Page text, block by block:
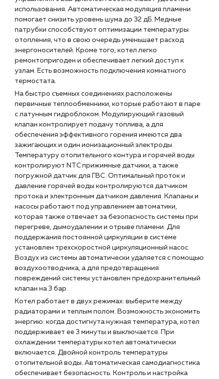
sales@profpotok.ru
г. Краснодар, ул. Российская, 63
использования. Автоматическая модуляция пламени
помогает снизить уровень шума до 32 дБ. Медные
патрубки способствуют оптимизации температуры
отопления, что в свою очередь уменьшает расход
энергоносителей. Кроме того, котел легко
ремонтопригоден и обеспечивает легкий доступ к
узлам. Есть возможность подключения комнатного
термостата.
На быстро съемных соединениях расположены
первичные теплообменники, которые работают в паре
с латунным гидроблоком. Модулирующий газовый
клапан контролирует подачу топлива, а для
обеспечения эффективного горения имеются два
зажигающих и один ионизационный электроды.
Температуру отопительного контура и горячей воды
контролируют NTC прижимные датчики, а также
погружной датчик для ГВС. Оптимальный проток и
давление горячей воды контролируются датчиком
протока и электронным датчиком давления. Клапаны и
насосы работают под управлением автоматики,
которая также отвечает за безопасность системы при
перегреве, дымоудалении и отрыве пламени. Для
поддержания постоянной циркуляции в системе
установлен трехскоростной циркуляционный насос.
Воздух из системы автоматически удаляется с помощью
воздухоотводчика, а для предотвращения
повреждений системы установлен предохранительный
клапан на 3 бар.
Котел работает в двух режимах: выберите между
радиаторами и теплым полом. Возможность экономить
энергию: когда достигнута нужная температура, котел
поддерживает ее 3 минуты и выключается. При
охлаждении температуры котел автоматически
включается. Двойной контроль температуры
отопительной воды. Автоматическая самодиагностика
обеспечивает безопасность. Контроль и настройка